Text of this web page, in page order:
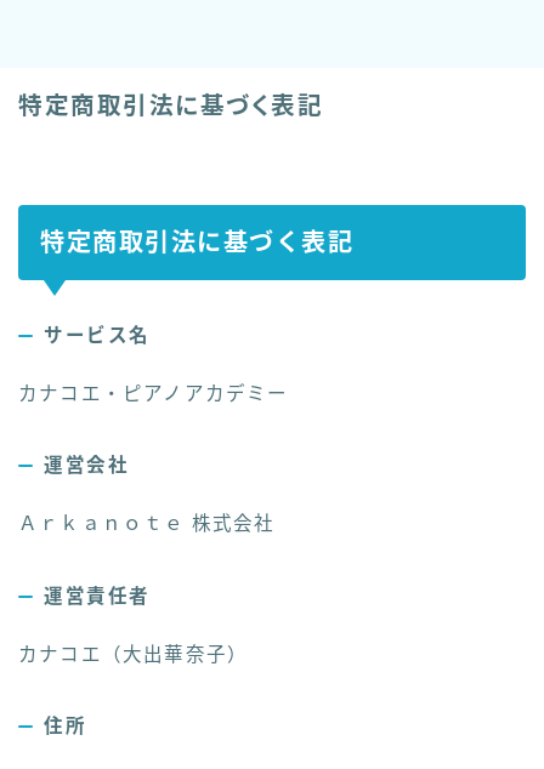
特定商取引法に基づく表記
特定商取引法に基づく表記
サービス名
カナコエ・ピアノアカデミー
運営会社
Ａｒｋａｎｏｔｅ 株式会社
運営責任者
カナコエ（大出華奈子）
住所